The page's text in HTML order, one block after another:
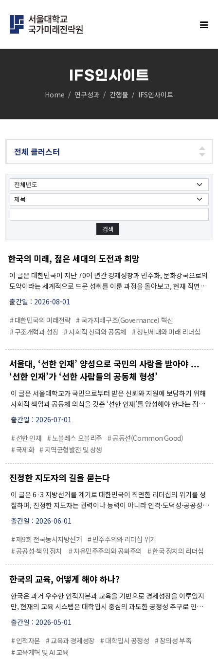
IFS인사이트
Home 연구성과 간행물 IFS인사이트
한국의 미래, 젊은 세대의 도전과 희망
이 글은 대한민국이 지난 70여 년간 경제성장과 민주화, 문화강국으로의
도약이라는 세계적으로 드문 성취를 이룬 과정을 돌아보고, 현재 직면한
저성장과 양극화, 정치적 분열, 사회적 신뢰 저하 등 구조적 위기를 진단
한다. 나아가 이러한 도전을 극복하기 위해서는 국가지배구조 혁신과 장
기적 미래전략, 사회적 신뢰 회복이 필요하며, 젊은 세대의 역량과 지식사
회의 역할을 바탕으로 대한민국의 새로운 도약을 준비해야 한다는 방향을
출간일 : 2026-08-01
# 대한민국의 미래전략 # 국가지배구조(Governance) 혁신
# 구조개혁과 성장 # 사회적 신뢰와 공동체 # 청년세대와 미래 리더십
서울대, ‘선한 인재’ 양성으로 국민의 사랑을 받아야 ...
‘선한 인재’가 ‘선한 사람들의 공동체 형성’
이 글은 서울대학교가 국민으로부터 받은 신뢰와 지원에 보답하기 위해
사회적 책임과 공동체 의식을 갖춘 ‘선한 인재’를 양성해야 한다는 점을
강조한다. 또한 서울대는 노블레스 오블리주를 실천하며 지방국립대와
의 협력 및 지역균형발전에 기여하고, 시흥캠퍼스를 국제화와 지역발전
의 거점으로 활용하여 세계적 경쟁력을 강화해야 한다고 주장한다. 아울
러 미네소타 프로젝트를 통해 받은 혜택을 개발도상국에 환원하고, ‘천
한다는 비전을 제시하고 있다.
출간일 : 2026-07-01
# 선한 인재 # 노블레스 오블리주 # 공동선(Common Good)
# 국제화 # 지역균형발전 및 상생
진정한 지도자의 길을 묻는다
이 글은 6·3 지방선거를 계기로 대한민국이 직면한 리더십의 위기를 성
찰하며, 진정한 지도자는 권력이나 능력이 아니라 인격·도덕성·공공성·
책임감을 갖춘 사람이어야 한다고 강조한다. 고대 그리스의 아레테 정신
과 로마의 공공선 사상을 바탕으로, 오늘날 한국 정치가 진영 논리와 포
퓰리즘, 거친 언어와 갈등 정치 속에서 민주주의의 본질인 대화와 타협을
잃어가고 있다고 비판한다. 또한 입시 중심 교육과 왜곡된 정치 문화가
회에 필요한 것은 국민을 선동하는 정치인이 아니라 공동체를 위해 헌신
하고 미래를 책임질 성숙한 리더십이며, 지도자는 국민을 깨우고 통합하
며 스스로 끊임없이 수련해야 한다는 메시지를 전달한다.
출간일 : 2026-06-01
# 제9회 전국동시지방선거 # 민주주의와 리더십 위기
# 공공성·책임 정치
# 자유민주주의와 공화주의 # 한국 정치의 리더십
한국의 교육, 어떻게 해야 하나?
한국은 과거 우수한 인적자본과 교육을 기반으로 경제성장을 이루었지
만, 현재의 교육 시스템은 대학입시 중심의 과도한 공정성 추구로 인해
창의성과 문제해결 능력을 기르는 데 실패하고 있다. 그 결과 기업, 학생,
대학, 학부모 모두가 교육에 불만을 가지게 되었고, 교육은 오히려 저출
산 등 사회 문제의 원인으로까지 작용하고 있다. 특히 획일적인 시험 방
식은 창의적 인재 양성을 저해하며 국가 경쟁력 약화로 이어질 위험이 크
출간일 : 2026-05-01
# 인적자본 # 교육과 경제성장 # 대학입시 공정성 # 창의성 부족
# 교육개혁 및 AI 교육
IFS연구
클러스터
과학과 기술의 미래 클러스터
경제안보 클러스터
인구 클러스터
글로벌 한국 클러스터
TF 프로젝트
연구진
연구성과
행사
전체
학술회의
전문가초청 세미나
사전등록
간행물
이슈브리프
워킹페이퍼
보고서
책
소식
공지 및 뉴스
영상자료
언론보도
자료실
소개
IFS소개
비전 및 목표